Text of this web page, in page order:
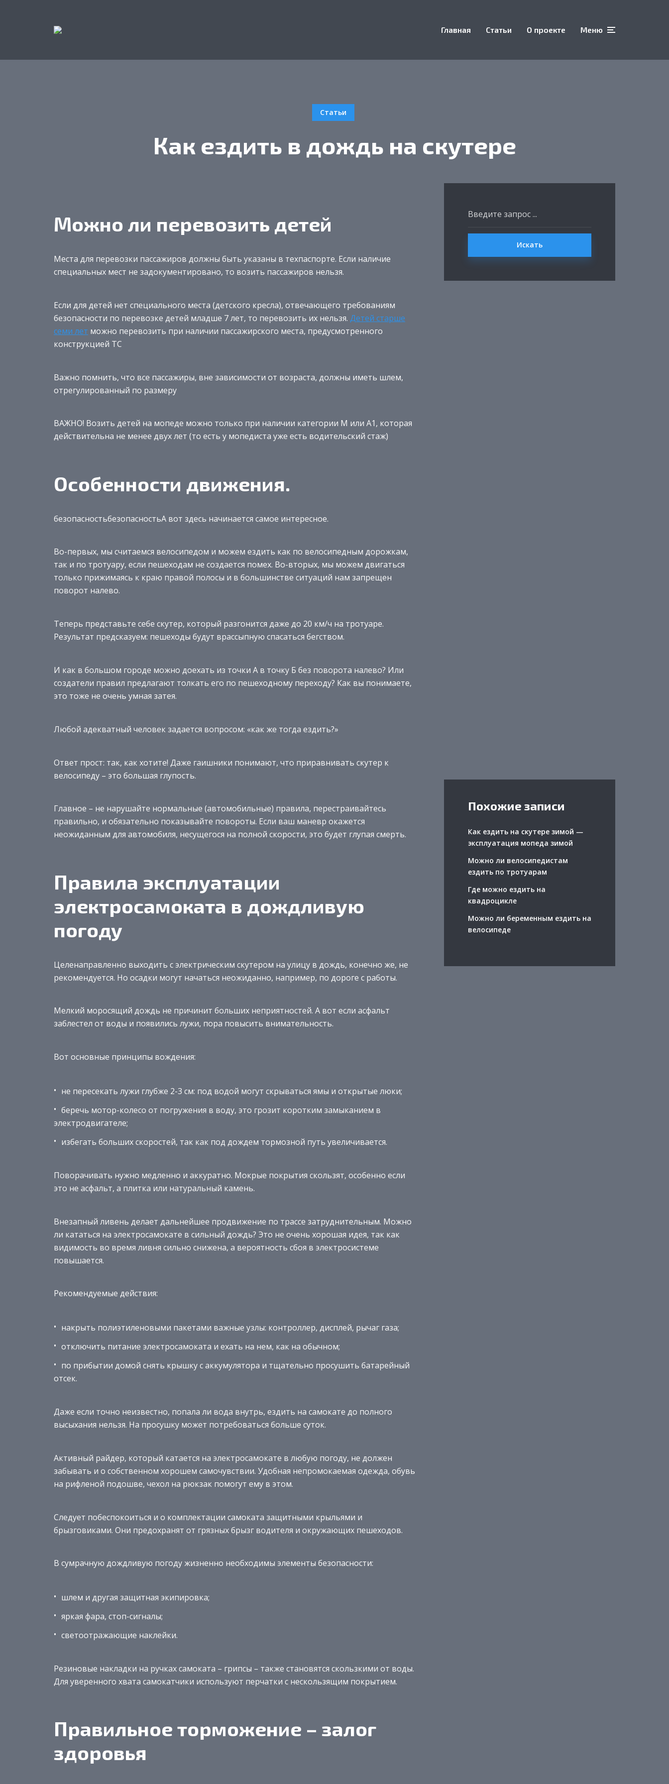
Главная Статьи О проекте Меню
Статьи
Как ездить в дождь на скутере
Можно ли перевозить детей
Места для перевозки пассажиров должны быть указаны в техпаспорте. Если наличие
специальных мест не задокументировано, то возить пассажиров нельзя.
Если для детей нет специального места (детского кресла), отвечающего требованиям
безопасности по перевозке детей младше 7 лет, то перевозить их нельзя. Детей старше
семи лет можно перевозить при наличии пассажирского места, предусмотренного
конструкцией ТС
Важно помнить, что все пассажиры, вне зависимости от возраста, должны иметь шлем,
отрегулированный по размеру
ВАЖНО! Возить детей на мопеде можно только при наличии категории М или А1, которая
действительна не менее двух лет (то есть у мопедиста уже есть водительский стаж)
Особенности движения.
безопасностьбезопасностьА вот здесь начинается самое интересное.
Во-первых, мы считаемся велосипедом и можем ездить как по велосипедным дорожкам,
так и по тротуару, если пешеходам не создается помех. Во-вторых, мы можем двигаться
только прижимаясь к краю правой полосы и в большинстве ситуаций нам запрещен
поворот налево.
Теперь представьте себе скутер, который разгонится даже до 20 км/ч на тротуаре.
Результат предсказуем: пешеходы будут врассыпную спасаться бегством.
И как в большом городе можно доехать из точки А в точку Б без поворота налево? Или
создатели правил предлагают толкать его по пешеходному переходу? Как вы понимаете,
это тоже не очень умная затея.
Любой адекватный человек задается вопросом: «как же тогда ездить?»
Ответ прост: так, как хотите! Даже гаишники понимают, что приравнивать скутер к
велосипеду – это большая глупость.
Главное – не нарушайте нормальные (автомобильные) правила, перестраивайтесь
правильно, и обязательно показывайте повороты. Если ваш маневр окажется
неожиданным для автомобиля, несущегося на полной скорости, это будет глупая смерть.
Правила эксплуатации
электросамоката в дождливую
погоду
Целенаправленно выходить с электрическим скутером на улицу в дождь, конечно же, не
рекомендуется. Но осадки могут начаться неожиданно, например, по дороге с работы.
Мелкий моросящий дождь не причинит больших неприятностей. А вот если асфальт
заблестел от воды и появились лужи, пора повысить внимательность.
Вот основные принципы вождения:
не пересекать лужи глубже 2-3 см: под водой могут скрываться ямы и открытые люки;
беречь мотор-колесо от погружения в воду, это грозит коротким замыканием в
электродвигателе;
избегать больших скоростей, так как под дождем тормозной путь увеличивается.
Поворачивать нужно медленно и аккуратно. Мокрые покрытия скользят, особенно если
это не асфальт, а плитка или натуральный камень.
Внезапный ливень делает дальнейшее продвижение по трассе затруднительным. Можно
ли кататься на электросамокате в сильный дождь? Это не очень хорошая идея, так как
видимость во время ливня сильно снижена, а вероятность сбоя в электросистеме
повышается.
Рекомендуемые действия:
накрыть полиэтиленовыми пакетами важные узлы: контроллер, дисплей, рычаг газа;
отключить питание электросамоката и ехать на нем, как на обычном;
по прибытии домой снять крышку с аккумулятора и тщательно просушить батарейный
отсек.
Даже если точно неизвестно, попала ли вода внутрь, ездить на самокате до полного
высыхания нельзя. На просушку может потребоваться больше суток.
Активный райдер, который катается на электросамокате в любую погоду, не должен
забывать и о собственном хорошем самочувствии. Удобная непромокаемая одежда, обувь
на рифленой подошве, чехол на рюкзак помогут ему в этом.
Следует побеспокоиться и о комплектации самоката защитными крыльями и
брызговиками. Они предохранят от грязных брызг водителя и окружающих пешеходов.
В сумрачную дождливую погоду жизненно необходимы элементы безопасности:
шлем и другая защитная экипировка;
яркая фара, стоп-сигналы;
светоотражающие наклейки.
Резиновые накладки на ручках самоката – грипсы – также становятся скользкими от воды.
Для уверенного хвата самокатчики используют перчатки с нескользящим покрытием.
Правильное торможение – залог
здоровья
Искать
Похожие записи
Как ездить на скутере зимой —
эксплуатация мопеда зимой
Можно ли велосипедистам
ездить по тротуарам
Где можно ездить на
квадроцикле
Можно ли беременным ездить на
велосипеде